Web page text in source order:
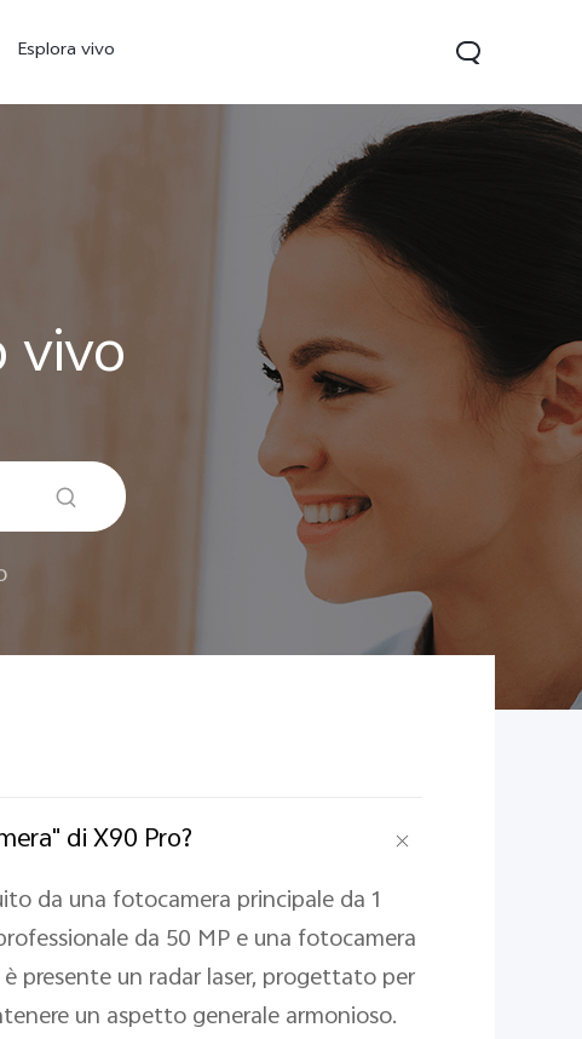
Esplora vivo
Y31 5G vivo Watch GT 2
vivo
di X90 Pro?
da una fotocamera principale da 1
da 50 MP e una fotocamera
presente un radar laser, progettato per
un aspetto generale armonioso.